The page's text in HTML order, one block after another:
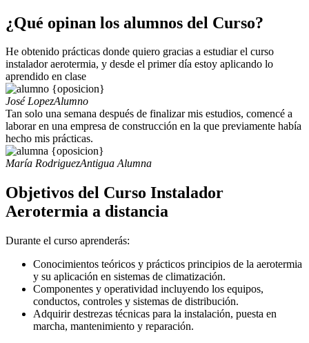
¿Qué opinan los alumnos del Curso?
He obtenido prácticas donde quiero gracias a estudiar el curso
instalador aerotermia, y desde el primer día estoy aplicando lo
aprendido en clase
José LopezAlumno
Tan solo una semana después de finalizar mis estudios, comencé a
laborar en una empresa de construcción en la que previamente había
hecho mis prácticas.
María RodriguezAntigua Alumna
Objetivos del Curso Instalador
Aerotermia a distancia
Durante el curso aprenderás:
Conocimientos teóricos y prácticos principios de la aerotermia
y su aplicación en sistemas de climatización.
Componentes y operatividad incluyendo los equipos,
conductos, controles y sistemas de distribución.
Adquirir destrezas técnicas para la instalación, puesta en
marcha, mantenimiento y reparación.